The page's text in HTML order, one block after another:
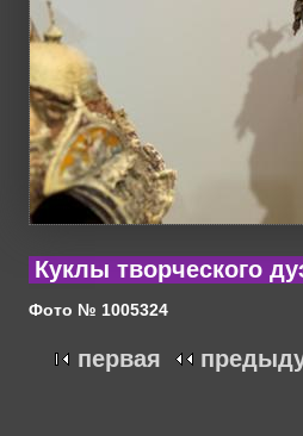
Куклы творческого
Фото № 1005324
первая